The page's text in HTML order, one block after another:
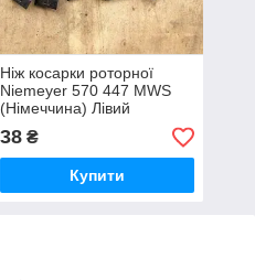
Ніж косарки роторної
Niemeyer 570 447 MWS
(Німеччина) Лівий
38₴
Купити